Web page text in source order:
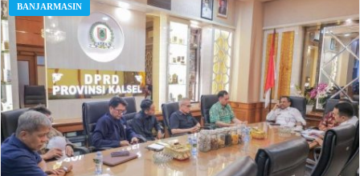
BANJARMASIN